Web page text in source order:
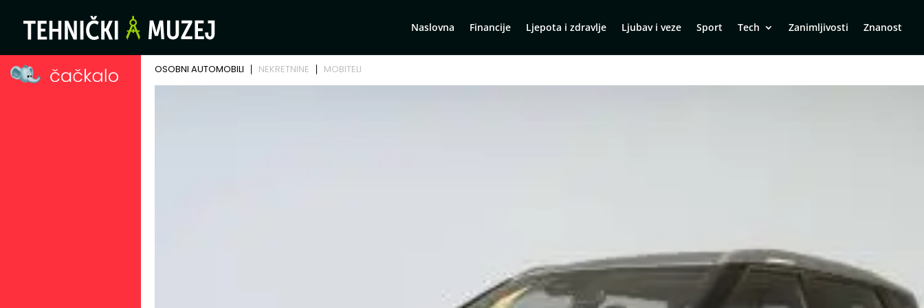
Naslovna Financije Ljepota i zdravlje Ljubav i veze Sport Tech Zanimljivosti Znanost